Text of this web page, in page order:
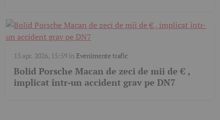
13 apr. 2026, 15:59în Evenimente trafic
Bolid Porsche Macan de zeci de mii de € ,
implicat într-un accident grav pe DN7